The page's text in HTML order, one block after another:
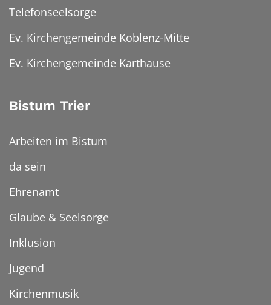
Telefonseelsorge
Ev. Kirchengemeinde Koblenz-Mitte
Ev. Kirchengemeinde Karthause
Bistum Trier
Arbeiten im Bistum
da sein
Ehrenamt
Glaube & Seelsorge
Inklusion
Jugend
Kirchenmusik